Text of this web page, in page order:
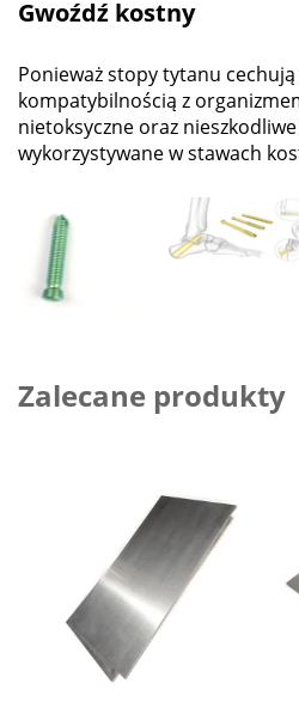
Gwoźdź kostny
Ponieważ stopy tytanu cechują
kompatybilnością z
nietoksyczne oraz
wykorzystywane w stawach
Zalecane produkty